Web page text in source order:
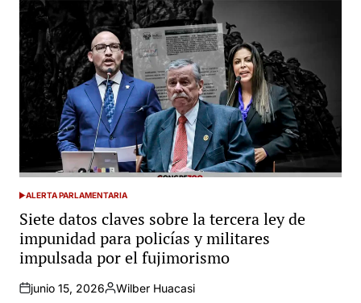
POSTED
IN
ALERTA PARLAMENTARIA
Siete datos claves sobre la tercera ley de
impunidad para policías y militares
impulsada por el fujimorismo
junio 15, 2026
Posted
Wilber Huacasi